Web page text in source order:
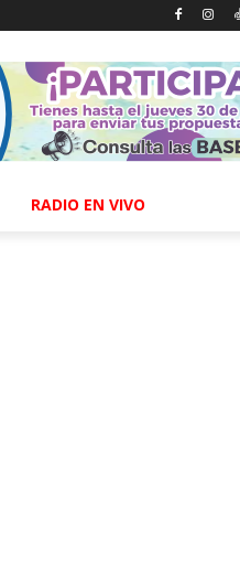
RADIO EN VIVO